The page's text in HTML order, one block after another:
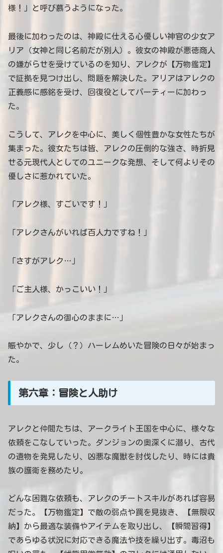
様！」と呼び慕うようになった。
最後に加わったのは、神殿に仕える心優しい神官の少女ア
リア（女神と同じ名前だが別人）。彼女の神殿が悪徳商人
の嫌がらせを受けているのを知り、アレクが【万物鑑定】
で証拠を見つけ出し、問題を解決した。アリアはアレクの
正義感に感銘を受け、回復役としてパーティーに加わっ
た。
こうして、アレクを中心に、美しく個性豊かな女性たちが
集まった。彼女たちは皆、アレクの圧倒的な強さ、時折見
せる元現代人としてのユニークな発想、そして何よりその
優しさに惹かれていた。
「アレク様、すごいです！」
「アレクさんがいれば百人力ですね！」
「さすがアレク…」
「ご主人様、かっこいい！」
「アレクさんの御心のままに…」
賑やかで、少し（？）ハーレムめいた冒険の日々が始まっ
た。
第六章：冒険と人助け
アレクと仲間たちは、アークライト王国を中心に、様々な
依頼をこなしていった。ダンジョンの奥深くに潜り、古代
の遺物を発見したり、凶悪な魔獣を討伐したり、時には貴
族の護衛を務めたり。
どんな困難な依頼も、アレクのチートスキルがあれば容易
だった。【万物鑑定】で敵の弱点や罠を見抜き、【無限収
納】から最適な装備やアイテムを取り出し、【瞬間習得】
であらゆる状況に対応できる魔法や技を繰り出す。毒沼も